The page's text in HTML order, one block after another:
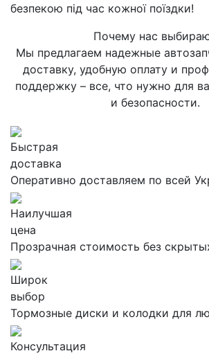
безпекою під час кожної поїздки!
Почему нас
Мы предлагаем надежные
доставку, удобную оплату и
поддержку – все, что нужно для
и безопасности.
Быстрая
доставка
Оперативно доставляем по всей
Наилучшая
цена
Прозрачная стоимость без
Широк
выбор
Тормозные диски и колодки для
Консультация